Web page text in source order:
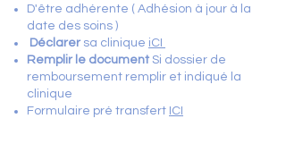
D'être adhérente ( Adhésion à jour à la
date des soins )
Déclarer sa clinique iCI
Remplir le document Si dossier de
remboursement remplir et indiqué la
clinique
Formulaire pré transfert ICI